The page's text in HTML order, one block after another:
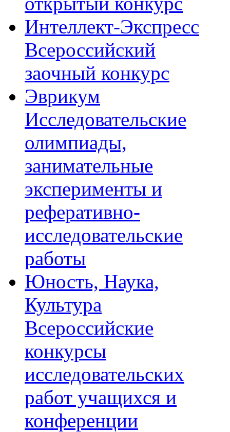
Интеллект-Экспресс
Всероссийский
заочный конкурс
Эврикум
Исследовательские
олимпиады,
занимательные
эксперименты и
реферативно-
исследовательские
работы
Юность, Наука,
Культура
Всероссийские
конкурсы
исследовательских
работ учащихся и
конференции